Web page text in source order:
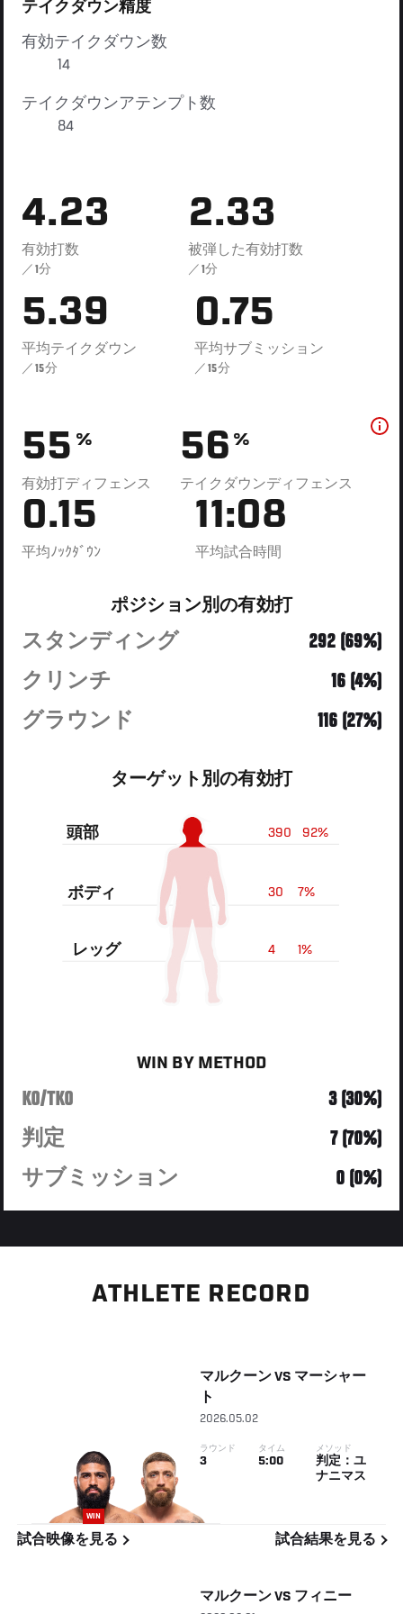
テイクダウン精度
有効テイクダウン数
14
テイクダウンアテンプト数
84
4.23
有効打数
／1分
2.33
被弾した有効打数
／1分
5.39
平均テイクダウン
／15分
0.75
平均サブミッション
／15分
55 %
有効打ディフェンス
56 %
テイクダウンディフェンス
0.15
平均ﾉｯｸﾀﾞｳﾝ
11:08
平均試合時間
ポジション別の有効打
スタンディング
292 (69%)
クリンチ
16 (4%)
グラウンド
116 (27%)
ターゲット別の有効打
92%
390
頭部
7%
30
ボディ
1%
4
レッグ
WIN BY METHOD
KO/TKO
3 (30%)
判定
7 (70%)
サブミッション
0 (0%)
ATHLETE RECORD
WIN
マルクーン VS マーシャー
ト
2026.05.02
ラウンド
3
タイム
5:00
メソッド
判定：ユ
ナニマス
試合映像を見る 試合結果を見る
マルクーン VS フィニー